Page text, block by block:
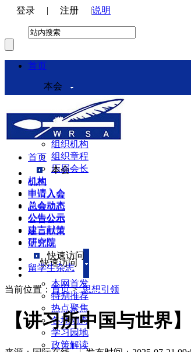
登录 | 注册 |说明
首页
本会
本会介绍
领导机构
理事会
组织机构
组织章程
历届会长
机构
申请入会
总会动态
公告公示
建言献策
研究院
快速访问
本网首发
特别推荐
热点聚焦
各地动态
学习园地
政策解读
首页
本会
机构
申请入会
总会动态
公告公示
建言献策
研究院
快速访问
留学生杂志
当前位置： 首页>思想引领
【讲习所中国与世界